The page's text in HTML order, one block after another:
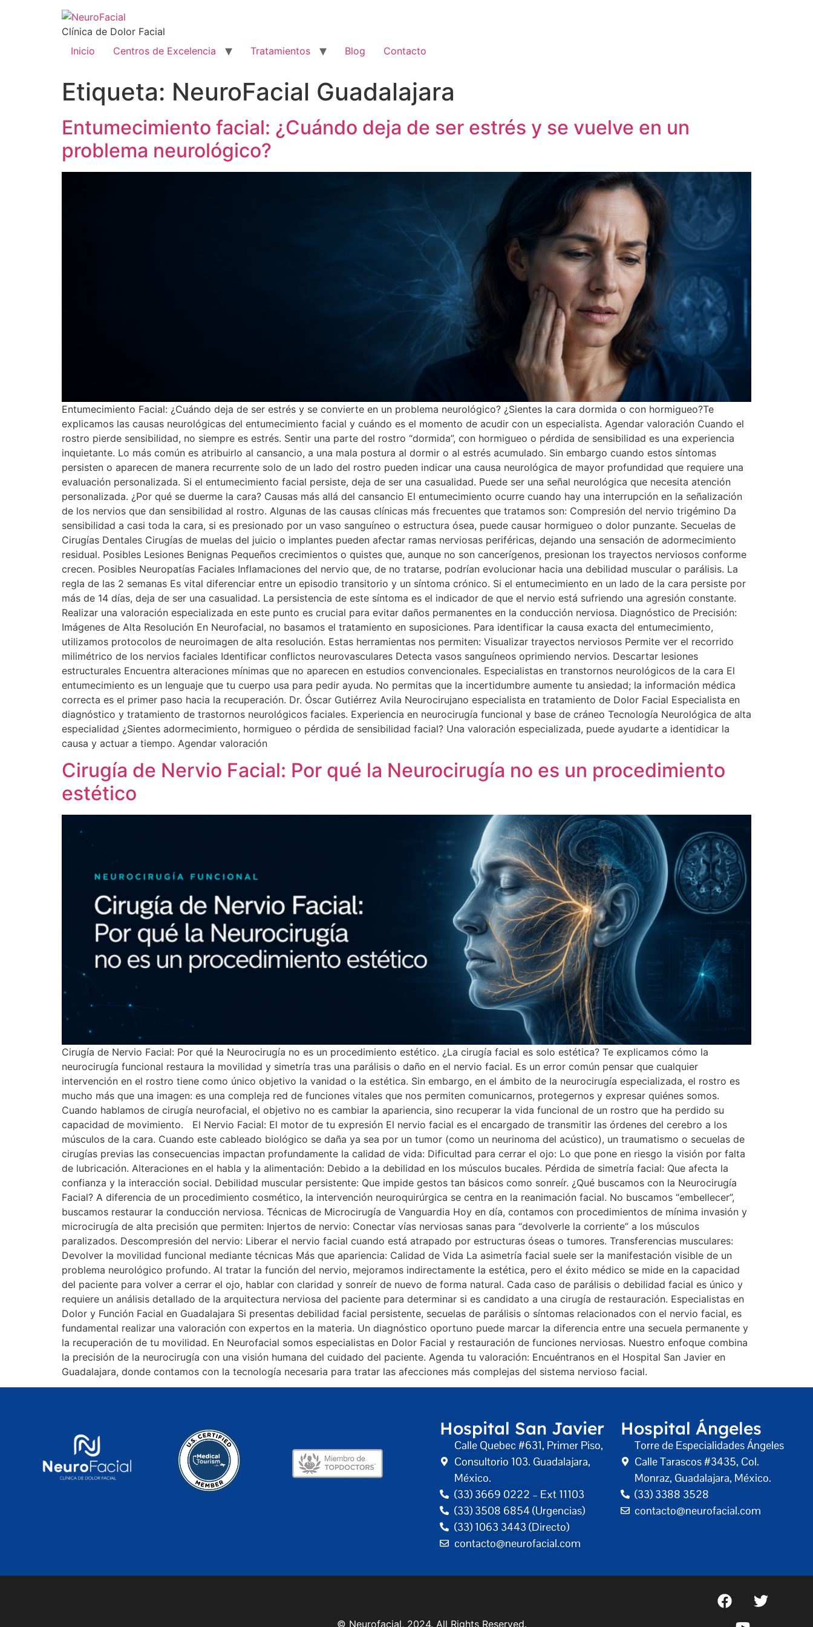
Clínica de Dolor Facial
Inicio
Centros de Excelencia Tratamientos Blog Contacto
Etiqueta: NeuroFacial Guadalajara
Entumecimiento facial: ¿Cuándo deja de ser estrés y se vuelve en un
problema neurológico?
Entumecimiento Facial: ¿Cuándo deja de ser estrés y se convierte en un problema neurológico? ¿Sientes la cara dormida o con hormigueo?Te
explicamos las causas neurológicas del entumecimiento facial y cuándo es el momento de acudir con un especialista. Agendar valoración Cuando el
rostro pierde sensibilidad, no siempre es estrés. Sentir una parte del rostro “dormida”, con hormigueo o pérdida de sensibilidad es una experiencia
inquietante. Lo más común es atribuirlo al cansancio, a una mala postura al dormir o al estrés acumulado. Sin embargo cuando estos síntomas
persisten o aparecen de manera recurrente solo de un lado del rostro pueden indicar una causa neurológica de mayor profundidad que requiere una
evaluación personalizada. Si el entumecimiento facial persiste, deja de ser una casualidad. Puede ser una señal neurológica que necesita atención
personalizada. ¿Por qué se duerme la cara? Causas más allá del cansancio El entumecimiento ocurre cuando hay una interrupción en la señalización
de los nervios que dan sensibilidad al rostro. Algunas de las causas clínicas más frecuentes que tratamos son: Compresión del nervio trigémino Da
sensibilidad a casi toda la cara, si es presionado por un vaso sanguíneo o estructura ósea, puede causar hormigueo o dolor punzante. Secuelas de
Cirugías Dentales Cirugías de muelas del juicio o implantes pueden afectar ramas nerviosas periféricas, dejando una sensación de adormecimiento
residual. Posibles Lesiones Benignas Pequeños crecimientos o quistes que, aunque no son cancerígenos, presionan los trayectos nerviosos conforme
crecen. Posibles Neuropatías Faciales Inflamaciones del nervio que, de no tratarse, podrían evolucionar hacia una debilidad muscular o parálisis. La
regla de las 2 semanas Es vital diferenciar entre un episodio transitorio y un síntoma crónico. Si el entumecimiento en un lado de la cara persiste por
más de 14 días, deja de ser una casualidad. La persistencia de este síntoma es el indicador de que el nervio está sufriendo una agresión constante.
Realizar una valoración especializada en este punto es crucial para evitar daños permanentes en la conducción nerviosa. Diagnóstico de Precisión:
Imágenes de Alta Resolución En Neurofacial, no basamos el tratamiento en suposiciones. Para identificar la causa exacta del entumecimiento,
utilizamos protocolos de neuroimagen de alta resolución. Estas herramientas nos permiten: Visualizar trayectos nerviosos Permite ver el recorrido
milimétrico de los nervios faciales Identificar conflictos neurovasculares Detecta vasos sanguíneos oprimiendo nervios. Descartar lesiones
estructurales Encuentra alteraciones mínimas que no aparecen en estudios convencionales. Especialistas en transtornos neurológicos de la cara El
entumecimiento es un lenguaje que tu cuerpo usa para pedir ayuda. No permitas que la incertidumbre aumente tu ansiedad; la información médica
correcta es el primer paso hacia la recuperación. Dr. Óscar Gutiérrez Avila Neurocirujano especialista en tratamiento de Dolor Facial Especialista en
diagnóstico y tratamiento de trastornos neurológicos faciales. Experiencia en neurocirugía funcional y base de cráneo Tecnología Neurológica de alta
especialidad ¿Sientes adormecimiento, hormigueo o pérdida de sensibilidad facial? Una valoración especializada, puede ayudarte a identidicar la
causa y actuar a tiempo. Agendar valoración
Cirugía de Nervio Facial: Por qué la Neurocirugía no es un procedimiento
estético
Cirugía de Nervio Facial: Por qué la Neurocirugía no es un procedimiento estético. ¿La cirugía facial es solo estética? Te explicamos cómo la
neurocirugía funcional restaura la movilidad y simetría tras una parálisis o daño en el nervio facial. Es un error común pensar que cualquier
intervención en el rostro tiene como único objetivo la vanidad o la estética. Sin embargo, en el ámbito de la neurocirugía especializada, el rostro es
mucho más que una imagen: es una compleja red de funciones vitales que nos permiten comunicarnos, protegernos y expresar quiénes somos.
Cuando hablamos de cirugía neurofacial, el objetivo no es cambiar la apariencia, sino recuperar la vida funcional de un rostro que ha perdido su
capacidad de movimiento. El Nervio Facial: El motor de tu expresión El nervio facial es el encargado de transmitir las órdenes del cerebro a los
músculos de la cara. Cuando este cableado biológico se daña ya sea por un tumor (como un neurinoma del acústico), un traumatismo o secuelas de
cirugías previas las consecuencias impactan profundamente la calidad de vida: Dificultad para cerrar el ojo: Lo que pone en riesgo la visión por falta
de lubricación. Alteraciones en el habla y la alimentación: Debido a la debilidad en los músculos bucales. Pérdida de simetría facial: Que afecta la
confianza y la interacción social. Debilidad muscular persistente: Que impide gestos tan básicos como sonreír. ¿Qué buscamos con la Neurocirugía
Facial? A diferencia de un procedimiento cosmético, la intervención neuroquirúrgica se centra en la reanimación facial. No buscamos “embellecer”,
buscamos restaurar la conducción nerviosa. Técnicas de Microcirugía de Vanguardia Hoy en día, contamos con procedimientos de mínima invasión y
microcirugía de alta precisión que permiten: Injertos de nervio: Conectar vías nerviosas sanas para “devolverle la corriente” a los músculos
paralizados. Descompresión del nervio: Liberar el nervio facial cuando está atrapado por estructuras óseas o tumores. Transferencias musculares:
Devolver la movilidad funcional mediante técnicas Más que apariencia: Calidad de Vida La asimetría facial suele ser la manifestación visible de un
problema neurológico profundo. Al tratar la función del nervio, mejoramos indirectamente la estética, pero el éxito médico se mide en la capacidad
del paciente para volver a cerrar el ojo, hablar con claridad y sonreír de nuevo de forma natural. Cada caso de parálisis o debilidad facial es único y
requiere un análisis detallado de la arquitectura nerviosa del paciente para determinar si es candidato a una cirugía de restauración. Especialistas en
Dolor y Función Facial en Guadalajara Si presentas debilidad facial persistente, secuelas de parálisis o síntomas relacionados con el nervio facial, es
fundamental realizar una valoración con expertos en la materia. Un diagnóstico oportuno puede marcar la diferencia entre una secuela permanente y
la recuperación de tu movilidad. En Neurofacial somos especialistas en Dolor Facial y restauración de funciones nerviosas. Nuestro enfoque combina
la precisión de la neurocirugía con una visión humana del cuidado del paciente. Agenda tu valoración: Encuéntranos en el Hospital San Javier en
Guadalajara, donde contamos con la tecnología necesaria para tratar las afecciones más complejas del sistema nervioso facial.
Hospital San Javier
Calle Quebec #631, Primer Piso,
Consultorio 103. Guadalajara,
México.
(33) 3669 0222 – Ext 11103
(33) 3508 6854 (Urgencias)
(33) 1063 3443 (Directo)
contacto@neurofacial.com
Hospital Ángeles
Torre de Especialidades Ángeles
Calle Tarascos #3435, Col.
Monraz, Guadalajara, México.
(33) 3388 3528
contacto@neurofacial.com
© Neurofacial, 2024. All Rights Reserved.